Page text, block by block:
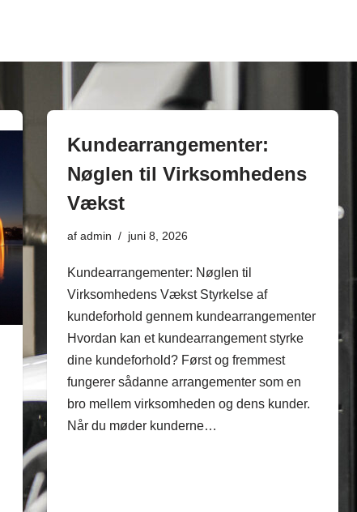
Kundearrangementer:
Nøglen til Virksomhedens
Vækst
af admin juni 8, 2026
Kundearrangementer: Nøglen til
Virksomhedens Vækst Styrkelse af
kundeforhold gennem kundearrangementer
Hvordan kan et kundearrangement styrke
dine kundeforhold? Først og fremmest
fungerer sådanne arrangementer som en
bro mellem virksomheden og dens kunder.
Når du møder kunderne…